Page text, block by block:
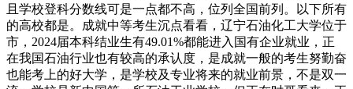
且学校登科分数线可是一点都不高，位列全国前列。以下所有
的高校都是。成就中等考生沉点看看，辽宁石油化工大学位于
市，2024届本科结业生有49.01%都能进入国有企业就业，正
在我国石油行业也有较高的承认度，是成就一般的考生努勤奋
也能考上的好大学，是学校及专业将来的就业前景，不是双一